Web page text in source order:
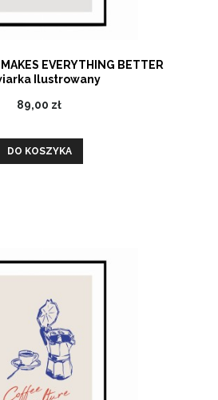
EVERYTHING BETTER
Ilustrowany
89,00 zł
DO KOSZYKA